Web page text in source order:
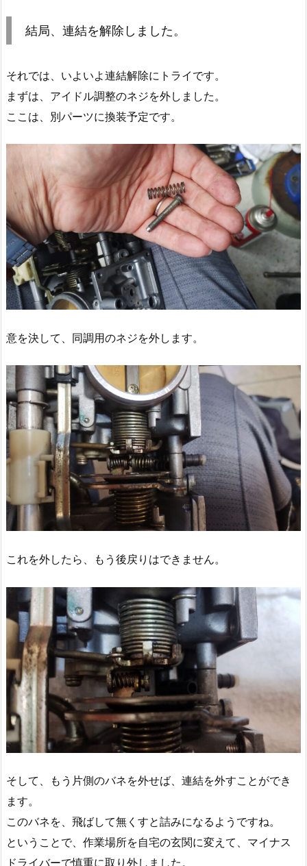
結局、連結を解除しました。
それでは、いよいよ連結解除にトライです。
まずは、アイドル調整のネジを外しました。
ここは、別パーツに換装予定です。
意を決して、同調用のネジを外します。
これを外したら、もう後戻りはできません。
そして、もう片側のバネを外せば、連結を外すことができ
ます。
このバネを、飛ばして無くすと詰みになるようですね。
ということで、作業場所を自宅の玄関に変えて、マイナス
ドライバーで慎重に取り外しました。